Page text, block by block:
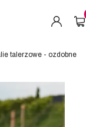
talerzowe - ozdobne